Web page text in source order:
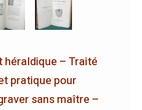
héraldique – Traité
pratique pour
sans maître –